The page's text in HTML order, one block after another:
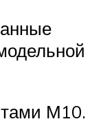
М10.